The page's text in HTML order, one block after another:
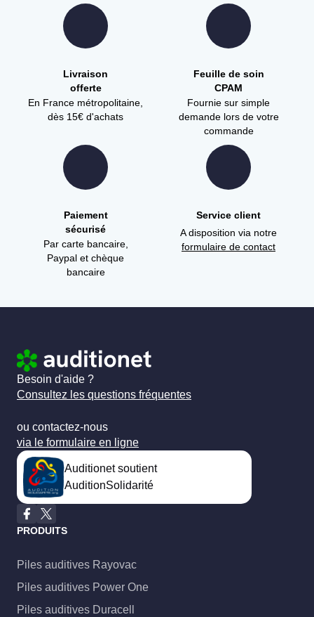
Livraison
offerte
En France métropolitaine,
dès 15€ d'achats
Feuille de soin
CPAM
Fournie sur simple
demande lors de votre
commande
Paiement
sécurisé
Par carte bancaire,
Paypal et chèque
bancaire
Service client
A disposition via notre
formulaire de contact
Besoin d'aide ?
Consultez les questions fréquentes
ou contactez-nous
via le formulaire en ligne
Auditionet soutient
AuditionSolidarité
PRODUITS
Piles auditives Rayovac
Piles auditives Power One
Piles auditives Duracell